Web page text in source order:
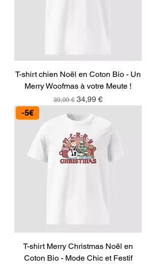
T-shirt chien Noël en Coton Bio - Un
Merry Woofmas à votre Meute !
Prix original
39,99 € Prix promotionnel
34,99 €
-5€
T-shirt Merry Christmas Noël en
Coton Bio - Mode Chic et Festif